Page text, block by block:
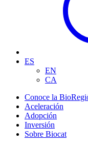
ES
EN
CA
Conoce la
Aceleración
Adopción
Inversión
Sobre Biocat